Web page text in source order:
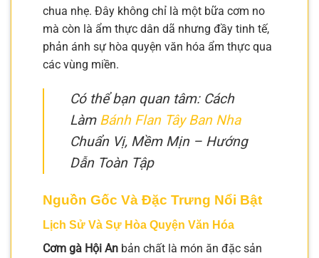
chua nhẹ. Đây không chỉ là một bữa cơm no
mà còn là ẩm thực dân dã nhưng đầy tinh tế,
phản ánh sự hòa quyện văn hóa ẩm thực qua
các vùng miền.
Có thể bạn quan tâm: Cách
Làm Bánh Flan Tây Ban Nha
Chuẩn Vị, Mềm Mịn – Hướng
Dẫn Toàn Tập
Nguồn Gốc Và Đặc Trưng Nổi Bật
Lịch Sử Và Sự Hòa Quyện Văn Hóa
Cơm gà Hội An bản chất là món ăn đặc sản